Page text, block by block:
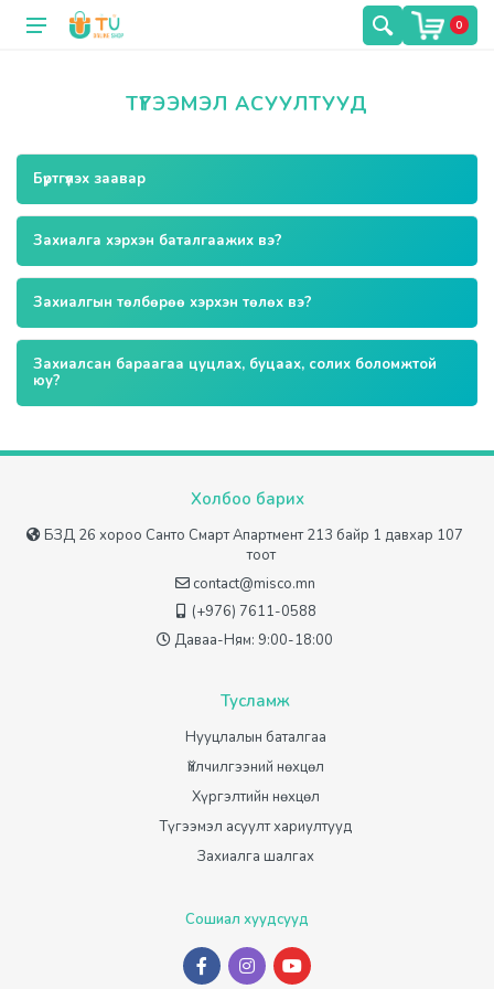
0
ТҮГЭЭМЭЛ АСУУЛТУУД
Бүртгүүлэх заавар
Захиалга хэрхэн баталгаажих вэ?
Захиалгын тѳлбѳрѳѳ хэрхэн тѳлѳх вэ?
Захиалсан бараагаа цуцлах, буцаах, солих боломжтой
юу?
Холбоо барих
БЗД 26 хороо Санто Смарт Апартмент 213 байр 1 давхар 107
тоот
contact@misco.mn
(+976) 7611-0588
Даваа-Ням: 9:00-18:00
Тусламж
Нууцлалын баталгаа
Үйлчилгээний нөхцөл
Хүргэлтийн нөхцөл
Түгээмэл асуулт хариултууд
Захиалга шалгах
Сошиал хуудсууд